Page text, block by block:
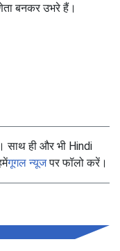
बनकर उभरे हैं।
ही और भी Hindi
गूगल न्यूजपर फॉलो करें।